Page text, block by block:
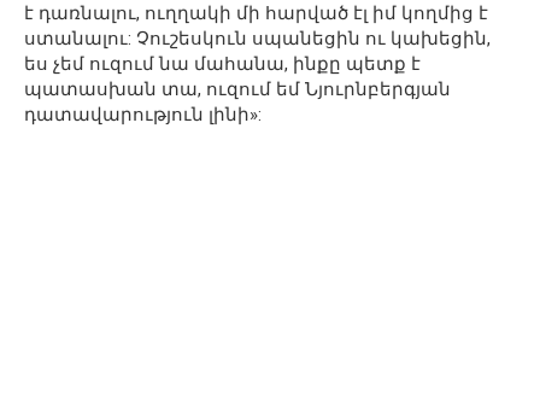
է դառնալու, ուղղակի մի հարված էլ իմ կողմից է
ստանալու: Չուշեսկուն սպանեցին ու կախեցին,
ես չեմ ուզում նա մահանա, ինքը պետք է
պատասխան տա, ուզում եմ Նյուրնբերգյան
դատավարություն լինի»: